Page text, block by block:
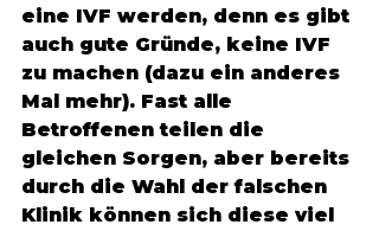
eine IVF werden, denn es gibt
auch gute Gründe, keine IVF
zu machen (dazu ein anderes
Mal mehr). Fast alle
Betroffenen teilen die
gleichen Sorgen, aber bereits
durch die Wahl der falschen
Klinik können sich diese viel